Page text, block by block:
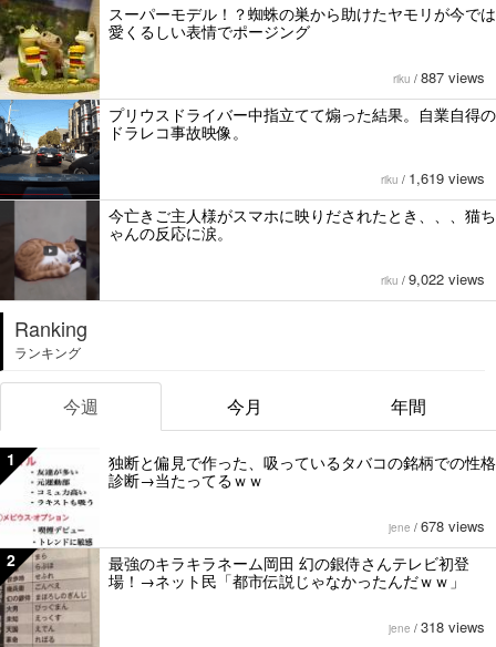
スーパーモデル！？蜘蛛の巣から助けたヤモリが今では
愛くるしい表情でポージング
riku / 887 views
プリウスドライバー中指立てて煽った結果。自業自得の
ドラレコ事故映像。
riku / 1,619 views
今亡きご主人様がスマホに映りだされたとき、、、猫ち
ゃんの反応に涙。
riku / 9,022 views
Ranking
ランキング
今週 今月 年間
1
独断と偏見で作った、吸っているタバコの銘柄での性格
診断→当たってるｗｗ
jene / 678 views
2
最強のキラキラネーム岡田 幻の銀侍さんテレビ初登
場！→ネット民「都市伝説じゃなかったんだｗｗ」
jene / 318 views